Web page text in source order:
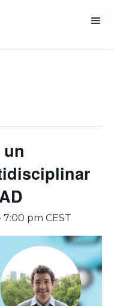
7:00 pm CEST